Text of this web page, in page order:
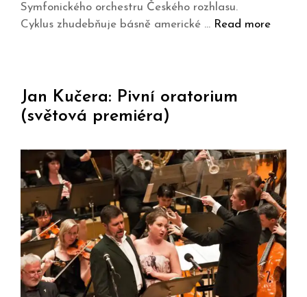
Symfonického orchestru Českého rozhlasu.
Cyklus zhudebňuje básně americké … Read more
Jan Kučera: Pivní oratorium
(světová premiéra)